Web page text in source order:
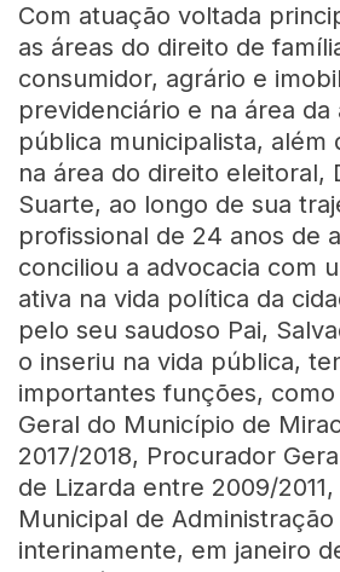
Com atuação voltada
as áreas do direito de
consumidor, agrário e
previdenciário e na área da
pública municipalista, além
na área do direito eleitoral,
Suarte, ao longo de sua
profissional de 24 anos de
conciliou a advocacia com
ativa na vida política da
pelo seu saudoso Pai,
o inseriu na vida pública,
importantes funções,
Geral do Município de
2017/2018, Procurador
de Lizarda entre 2009/
Municipal de
interinamente, em janeiro